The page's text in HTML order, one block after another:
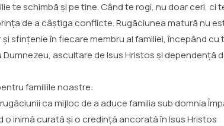
te schimbă și pe tine. Când te rogi, nu doar ceri, ci
de a câștiga conflicte. Rugăciunea matură nu
sfințenie în fiecare membru al familiei, începând
ascultare de Isus Hristos și dependență
familiile noastre:
ca mijloc de a aduce familia sub domnia
inimă curată și o credință ancorată în Isus Hristos